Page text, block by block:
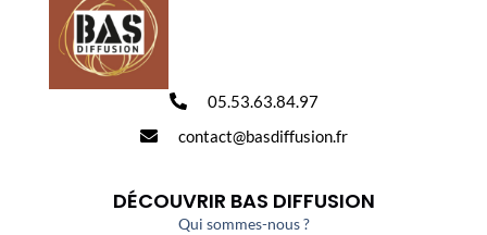
05.53.63.84.97
contact@basdiffusion.fr
DÉCOUVRIR BAS DIFFUSION
Qui sommes-nous ?